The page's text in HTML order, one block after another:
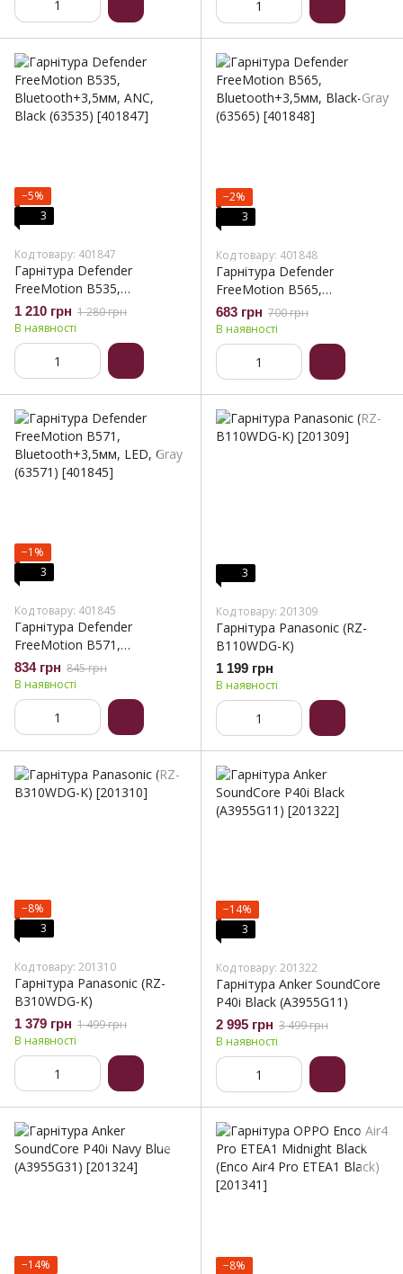
−5%
3
Код товару: 401847
Гарнітура Defender
FreeMotion B535,
Bluetooth+3,5мм, ANC,
Black (63535)
1 210 грн 1 280 грн
В наявності
−2%
3
Код товару: 401848
Гарнітура Defender
FreeMotion B565,
Bluetooth+3,5мм, Black-Gray
(63565)
683 грн 700 грн
В наявності
−1%
3
Код товару: 401845
Гарнітура Defender
FreeMotion B571,
Bluetooth+3,5мм, LED, Gray
(63571)
834 грн 845 грн
В наявності
3
Код товару: 201309
Гарнітура Panasonic (RZ-
B110WDG-K)
1 199 грн
В наявності
−8%
3
Код товару: 201310
Гарнітура Panasonic (RZ-
B310WDG-K)
1 379 грн 1 499 грн
В наявності
−14%
3
Код товару: 201322
Гарнітура Anker SoundСore
P40i Black (A3955G11)
2 995 грн 3 499 грн
В наявності
−14%
−8%